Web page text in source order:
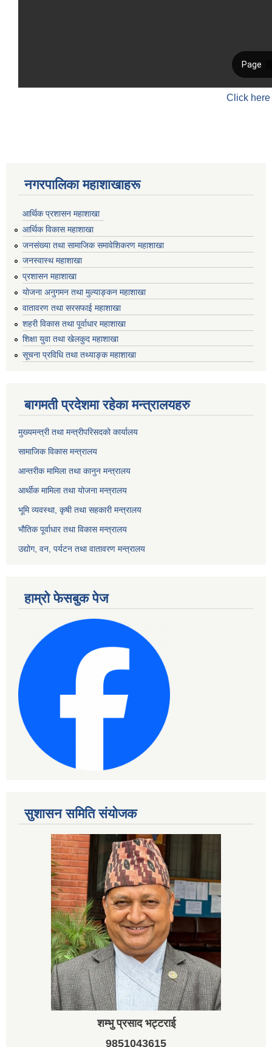
Click
नगरपालिका महाशाखाहरू
आर्थिक प्रशासन महाशाखा
आर्थिक विकास महाशाखा
जनसंख्या तथा सामाजिक समावेशिकरण महाशाखा
जनस्वास्थ महाशाखा
प्रशासन महाशाखा
योजना अनुगमन तथा मुल्याङ्कन महाशाखा
वातावरण तथा सरसफाई महाशाखा
शहरी विकास तथा पूर्वाधार महाशाखा
शिक्षा युवा तथा खेलकुद महाशाखा
सूचना प्रविधि तथा तथ्याङ्क महाशाखा
बागमती प्रदेशमा रहेका मन्त्रालयहरु
मुख्यमन्त्री तथा मन्त्रीपरिसदको कार्यालय
सामाजिक विकास मन्त्रालय
आन्तरीक मामिला तथा कानुन मन्त्रालय
आर्थीक मामिला तथा योजना मन्त्रालय
भूमि व्यवस्था, कृषी तथा सहकारी मन्त्रालय
भौतिक पूर्वाधार तथा विकास मन्त्रालय
उद्योग, वन, पर्यटन तथा वातावरण मन्त्रालय
हाम्रो फेसबुक पेज
सुशासन समिति संयोजक
शम्भु प्रसाद भट्टराई
9851043615